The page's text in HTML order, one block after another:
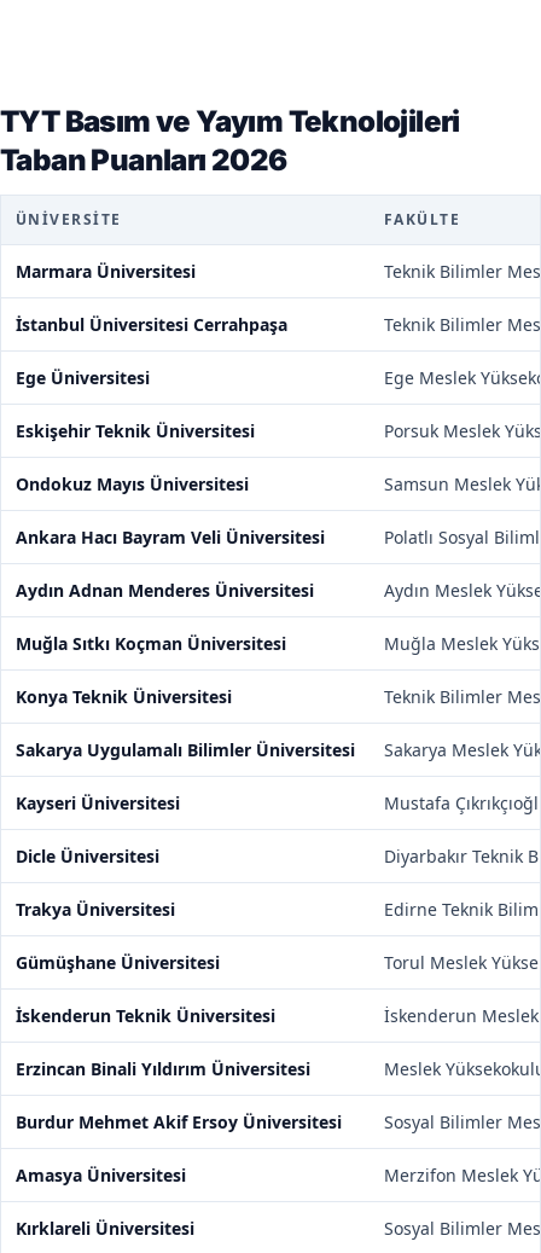
TYT Basım ve Yayım Teknolojileri
Taban Puanları 2026
ÜNIVERSITE FAKÜLTE
Marmara Üniversitesi Teknik Bilimler
İstanbul Üniversitesi Cerrahpaşa Teknik Bilimler
Ege Üniversitesi Ege Meslek
Eskişehir Teknik Üniversitesi Porsuk Meslek
Ondokuz Mayıs Üniversitesi Samsun Meslek
Ankara Hacı Bayram Veli Üniversitesi Polatlı Sosyal
Aydın Adnan Menderes Üniversitesi Aydın Meslek
Muğla Sıtkı Koçman Üniversitesi Muğla Meslek
Konya Teknik Üniversitesi Teknik Bilimler
Sakarya Uygulamalı Bilimler Üniversitesi Sakarya Meslek
Kayseri Üniversitesi Mustafa
Dicle Üniversitesi Diyarbakır Teknik
Trakya Üniversitesi Edirne Teknik
Gümüşhane Üniversitesi Torul Meslek
İskenderun Teknik Üniversitesi İskenderun
Erzincan Binali Yıldırım Üniversitesi Meslek
Burdur Mehmet Akif Ersoy Üniversitesi Sosyal Bilimler
Amasya Üniversitesi Merzifon Meslek
Kırklareli Üniversitesi Sosyal Bilimler